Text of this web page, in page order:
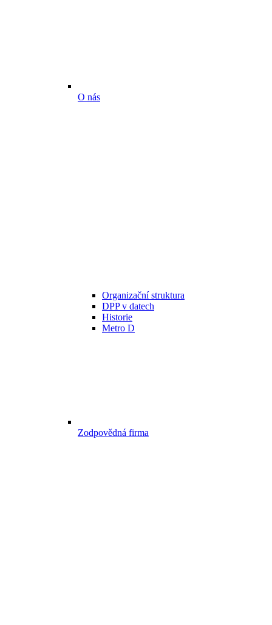
O nás
Organizační struktura
DPP v datech
Historie
Metro D
Zodpovědná firma